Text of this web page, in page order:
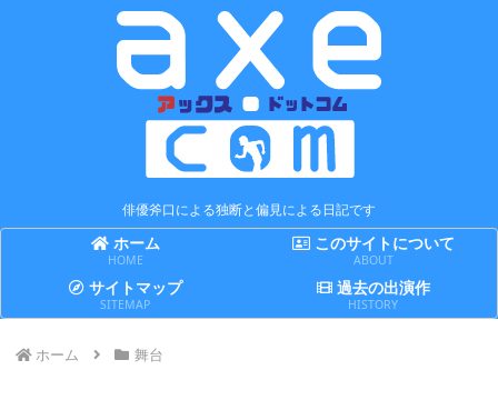
俳優斧口による独断と偏見による日記です
ホーム
HOME
このサイトについて
ABOUT
サイトマップ
SITEMAP
過去の出演作
HISTORY
ホーム 舞台